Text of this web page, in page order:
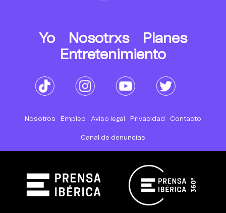
Yo Nosotrxs
Planes
Entretenimiento
Nosotros Empleo Aviso legal Privacidad Contacto
Canal de denuncias